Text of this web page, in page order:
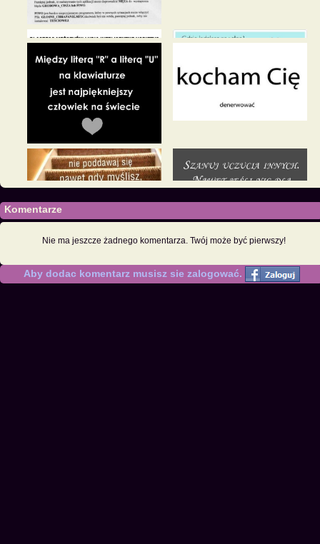
Komentarze
Nie ma jeszcze żadnego komentarza. Twój może być pierwszy!
Aby dodac komentarz musisz sie zalogować.